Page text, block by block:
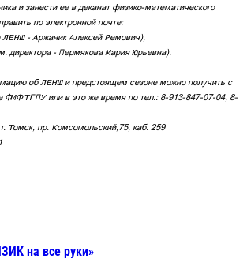
и занести ее в деканат физико-математического
по электронной почте:
ЛЕНШ - Аржаник Алексей Ремович),
директора - Пермякова Мария Юрьевна).
об ЛЕНШ и предстоящем сезоне можно получить с
ФМФ ТГПУ или в это же время по тел.: 8-913-847-07-04, 8-
Томск, пр. Комсомольский,75, каб. 259
на все руки»